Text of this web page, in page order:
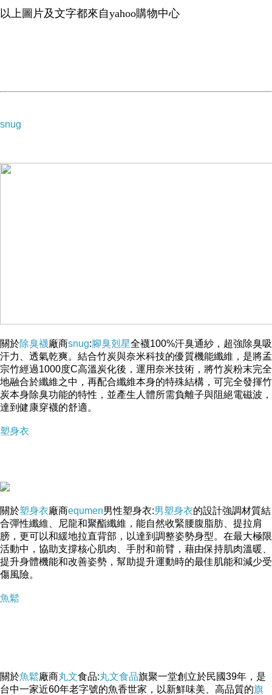
以上圖片及文字都來自yahoo購物中心
snug
關於除臭襪廠商snug:腳臭剋星全襪100%汗臭通紗，超強除臭吸
汗力、透氣乾爽。結合竹炭與奈米科技的優質機能纖維，是將孟
宗竹經過1000度C高溫炭化後，運用奈米技術，將竹炭粉末完全
地融合於纖維之中，再配合纖維本身的特殊結構，可完全發揮竹
炭本身除臭功能的特性，並產生人體所需負離子與阻絕電磁波，
達到健康穿襪的舒適。
塑身衣
關於塑身衣廠商equmen男性塑身衣:男塑身衣的設計強調材質結
合彈性纖維、尼龍和聚酯纖維，能自然收緊腰腹脂肪、提拉肩
膀，更可以和緩地拉直背部，以達到調整姿勢身型。在最大極限
活動中，協助支撐核心肌肉、手肘和前臂，藉由保持肌肉溫暖、
提升身體機能和改善姿勢，幫助提升運動時的最佳肌能和減少受
傷風險。
魚鬆
關於魚鬆廠商丸文食品:丸文食品旗聚一堂創立於民國39年，是
台中一家近60年老字號的魚香世家，以新鮮味美、高品質的旗